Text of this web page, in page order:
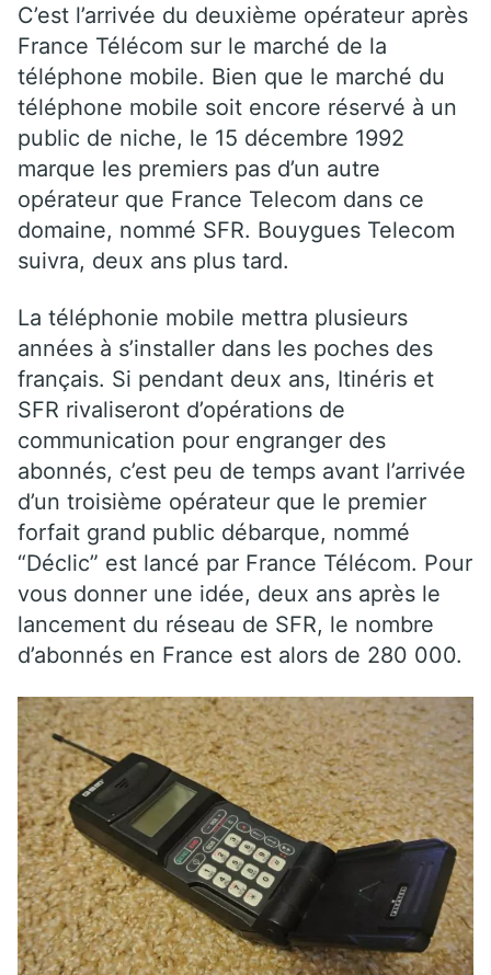
C’est l’arrivée du deuxième opérateur après
France Télécom sur le marché de la
téléphone mobile. Bien que le marché du
téléphone mobile soit encore réservé à un
public de niche, le 15 décembre 1992
marque les premiers pas d’un autre
opérateur que France Telecom dans ce
domaine, nommé SFR. Bouygues Telecom
suivra, deux ans plus tard.
La téléphonie mobile mettra plusieurs
années à s’installer dans les poches des
français. Si pendant deux ans, Itinéris et
SFR rivaliseront d’opérations de
communication pour engranger des
abonnés, c’est peu de temps avant l’arrivée
d’un troisième opérateur que le premier
forfait grand public débarque, nommé
“Déclic” est lancé par France Télécom. Pour
vous donner une idée, deux ans après le
lancement du réseau de SFR, le nombre
d’abonnés en France est alors de 280 000.